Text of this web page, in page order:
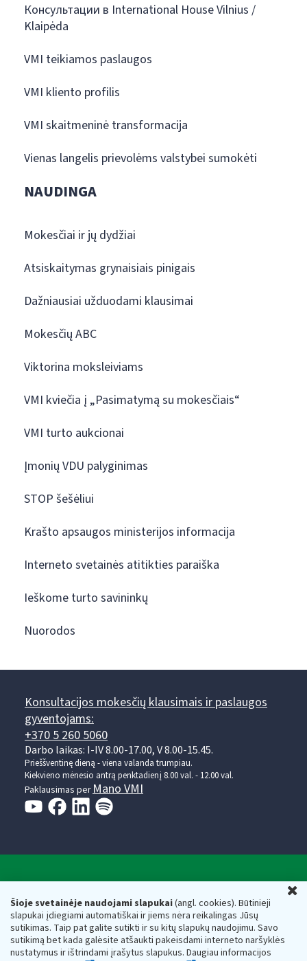
Šioje svetainėje naudojami slapukai(angl. cookies). Būtinieji
slapukai įdiegiami automatiškai ir jiems nėra reikalingas Jūsų
sutikimas. Taip pat galite sutikti ir su kitų slapukų naudojimu. Savo
sutikimą bet kada galėsite atšaukti pakeisdami interneto naršyklės
nustatymus ir ištrindami įrašytus slapukus. Daugiau informacijos
Консультации в International House Vilnius /
Klaipėda
VMI teikiamos paslaugos
VMI kliento profilis
VMI skaitmeninė transformacija
Vienas langelis prievolėms valstybei sumokėti
NAUDINGA
Mokesčiai ir jų dydžiai
Atsiskaitymas grynaisiais pinigais
Dažniausiai užduodami klausimai
Mokesčių ABC
Viktorina moksleiviams
VMI kviečia į „Pasimatymą su mokesčiais“
VMI turto aukcionai
Įmonių VDU palyginimas
STOP šešėliui
Krašto apsaugos ministerijos informacija
Interneto svetainės atitikties paraiška
Ieškome turto savininkų
Nuorodos
Konsultacijos mokesčių klausimais ir paslaugos
gyventojams:
+370 5 260 5060
Darbo laikas: I-IV 8.00-17.00, V 8.00-15.45.
Prieššventinę dieną - viena valanda trumpiau.
Kiekvieno mėnesio antrą penktadienį 8.00 val. - 12.00 val.
Paklausimas per Mano VMI
Respublikos finansų ministerijos
Biudžetinė įstaiga. Juridinio asmens kodas — 188659752,
adresas: Vasario 16-osios g. 14, 01107 Vilnius, Lietuva, el.paštas:
vmi@vmi.lt, E. pristatymo dėžutės adresas 188659752